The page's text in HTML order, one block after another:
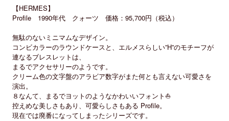
【HERMES】
Profile 1990年代 クォーツ 価格：95,700円（税込）
無駄のないミニマムなデザイン。
コンビカラーのラウンドケースと、エルメスらしい”H”のモチーフが
連なるブレスレットは、
まるでアクセサリーのようです。
クリーム色の文字盤のアラビア数字がまた何とも言えない可愛さを
演出。
８なんて、まるでヨットのようなかわいいフォント⛵
控えめな美しさもあり、可愛らしさもある Profile。
現在では廃番になってしまったシリーズです。